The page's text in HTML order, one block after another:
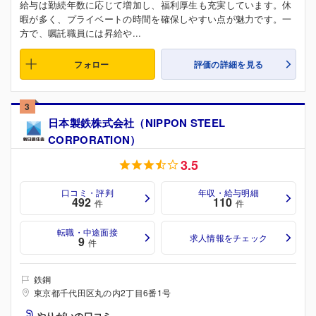
給与は勤続年数に応じて増加し、福利厚生も充実しています。休
暇が多く、プライベートの時間を確保しやすい点が魅力です。一
方で、嘱託職員には昇給や...
フォロー 評価の詳細を見る
3
日本製鉄株式会社（NIPPON STEEL
CORPORATION）
3.5
口コミ・評判
492 件
年収・給与明細
110 件
転職・中途面接
9 件 求人情報をチェック
鉄鋼
東京都千代田区丸の内2丁目6番1号